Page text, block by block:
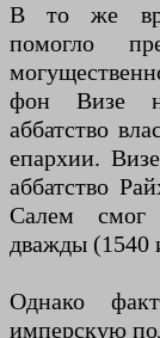
В то же
помогло
фон Визе
аббатство
епархии.
аббатство
Салем смог
дважды (1540
Однако
имперскую